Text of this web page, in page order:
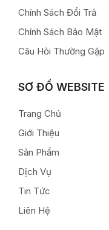
Chính Sách Đổi Trả
Chính Sách Bảo Mật
Câu Hỏi Thường Gặp
SƠ ĐỒ WEBSITE
Trang Chủ
Giới Thiệu
Sản Phẩm
Dịch Vụ
Tin Tức
Liên Hệ